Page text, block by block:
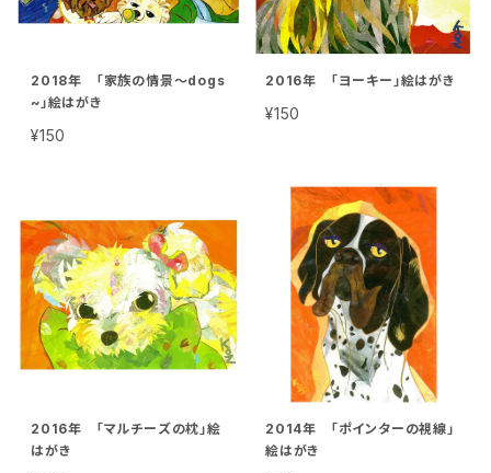
2018年 「家族の情景～dogs
~」絵はがき
¥150
2016年 「ヨーキー」絵はがき
¥150
2016年 「マルチーズの枕」絵
はがき
2014年 「ポインターの視線」
絵はがき